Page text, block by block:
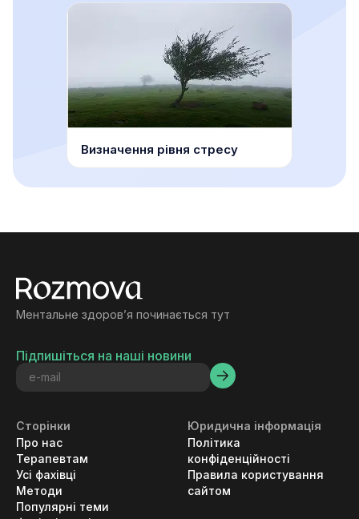
Визначення рівня стресу
Ментальне здоровʼя починається тут
Підпишіться на наші новини
Сторінки
Про нас
Терапевтам
Усі фахівці
Методи
Популярні теми
Юридична інформація
Політика
конфіденційності
Правила користування
сайтом